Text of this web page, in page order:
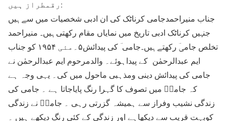
رقمطراز ہیں:
جناب منیراحمدجامی کرناٹک کی ان ادبی شخصیات میں سے ہیں
جنہیں کرناٹک ادبی تاریخ میں نمایاں مقام رکھتی ہیں۔ منیراحمد
تخلص جامیؔ رکھتے ہیں۔جامی ؔ کی پیدائش۵۔مئی ۱۹۵۴ کو جناب
ایم عبدالرحمٰن کے پیداہوئے۔ والدمرحوم ایم عبدالرحمٰن نے
جامی کی پیدائش دینی ومذہبی ماحول میں کی۔ یہی وجہ ہے
کہ جامیؔ میں تصوف کا گہرا رنگ پایاجاتا ہے ۔ جامی کی
زندگی نشیب وفراز سے ہمیشہ گزرتی رہی ۔ جامیؔ نے زندگی
کوبہت قریب سے دیکھاہے اور زندگی کے کئی رنگ دیکھے ہیں ۔